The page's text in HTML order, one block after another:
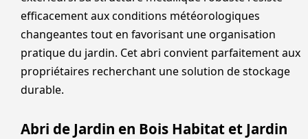
efficacement aux conditions météorologiques
changeantes tout en favorisant une organisation
pratique du jardin. Cet abri convient parfaitement aux
propriétaires recherchant une solution de stockage
durable.
Abri de Jardin en Bois Habitat et Jardin